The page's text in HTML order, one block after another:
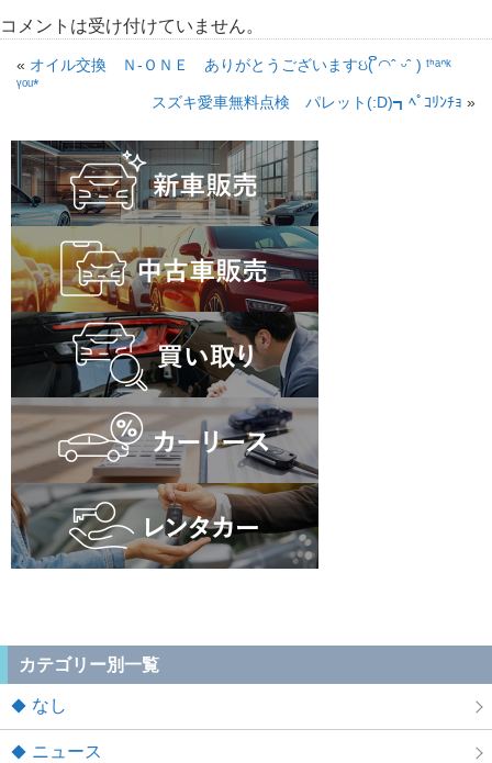
コメントは受け付けていません。
« オイル交換 Ｎ-ＯＮＥ ありがとうございますઇ( ິ◠ˆ ᵕˆ ) ᵗᑋᵃᐢᵏ
ᵞᵒᵘ*
スズキ愛車無料点検 パレット(:D)┓ﾍﾟｺﾘﾝﾁｮ »
カテゴリー別一覧
なし
ニュース